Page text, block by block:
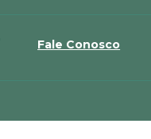
Fale Conosco